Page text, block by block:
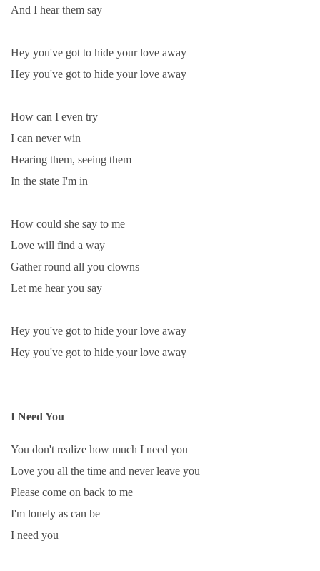
And I hear them say
Hey you've got to hide your love away
Hey you've got to hide your love away
How can I even try
I can never win
Hearing them, seeing them
In the state I'm in
How could she say to me
Love will find a way
Gather round all you clowns
Let me hear you say
Hey you've got to hide your love away
Hey you've got to hide your love away
I Need You
You don't realize how much I need you
Love you all the time and never leave you
Please come on back to me
I'm lonely as can be
I need you